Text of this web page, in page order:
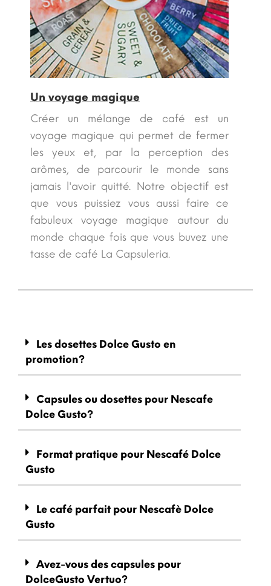
Un voyage magique
Créer un mélange de café est un
voyage magique qui permet de fermer
les yeux et, par la perception des
arômes, de parcourir le monde sans
jamais l'avoir quitté. Notre objectif est
que vous puissiez vous aussi faire ce
fabuleux voyage magique autour du
monde chaque fois que vous buvez une
tasse de café La Capsuleria.
Les dosettes Dolce Gusto en
promotion?
Capsules ou dosettes pour Nescafe
Dolce Gusto?
Format pratique pour Nescafé Dolce
Gusto
Le café parfait pour Nescafè Dolce
Gusto
Avez-vous des capsules pour
DolceGusto Vertuo?